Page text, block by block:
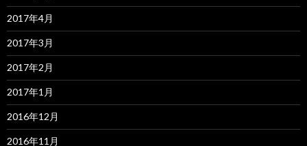
2017年4月
2017年3月
2017年2月
2017年1月
2016年12月
2016年11月